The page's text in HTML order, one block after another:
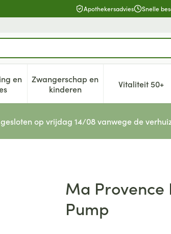
Apothekersadvies Snelle
verzorging en hygiëne categorie
en
submenu voor Dieet, voeding en vitamines
Zwangerschap en
kinderenToon submenu voorVitaliteit 50+
Toon
op vrijdag 14/08 vanwege de
250ml
Ma Provence
Pump